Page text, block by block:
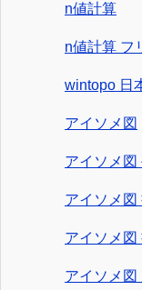
n値計算
n値計算 フ
wintopo 日
アイソメ図
アイソメ図
アイソメ図
アイソメ図
アイソメ図